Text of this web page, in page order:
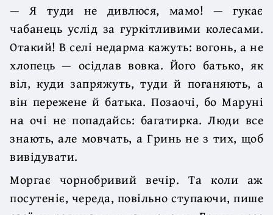
— Я туди не дивлюся, мамо! — гукає
чабанець услід за гуркітливими колесами.
Отакий! В селі недарма кажуть: вогонь, а не
хлопець — осідлав вовка. Його батько, як
віл, куди запряжуть, туди й поганяють, а
він пережене й батька. Позаочі, бо Маруні
на очі не попадайсь: багатирка. Люди все
знають, але мовчать, а Гринь не з тих, щоб
вивідувати.
Моргає чорнобривий вечір. Та коли аж
посутеніє, череда, повільно ступаючи, пише